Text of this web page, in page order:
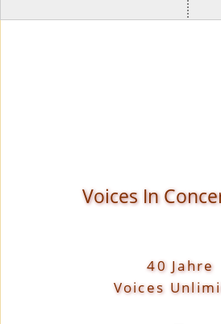
Voices In
40 Jahre
Voices